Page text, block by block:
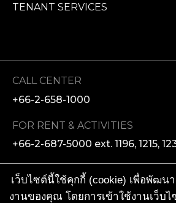
เว็บไซต์นี้ใช้คุกกี้ (cookie) เพื่อพัฒน
งานของคุณ โดยการเข้าใช้งานเว็บ
TENANT SERVICES
CALL CENTER
+66-2-658-1000
FOR RENT & ACTIVITIES
+66-2-687-5000 ext. 1196, 1215,
MEDIA ENQUIRIES
+66-2-610-8000 ext. 8201, 8202